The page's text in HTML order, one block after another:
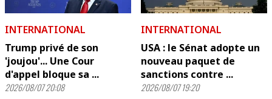
INTERNATIONAL
Trump privé de son
'joujou'... Une Cour
d'appel bloque sa ...
2026/08/07 20:08
INTERNATIONAL
USA : le Sénat adopte un
nouveau paquet de
sanctions contre ...
2026/08/07 19:20